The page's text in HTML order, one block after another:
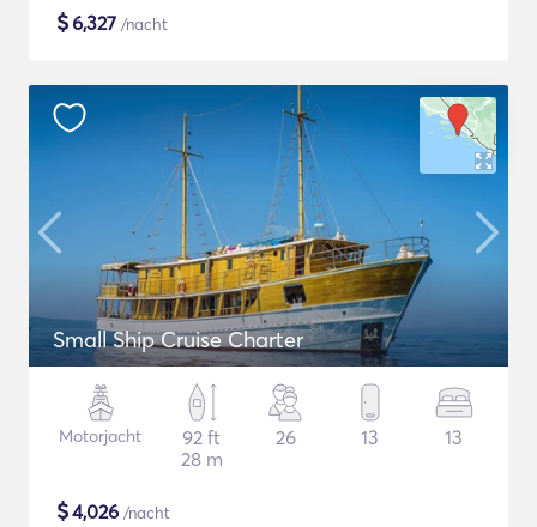
$6,327 /nacht
Small Ship Cruise Charter
Motorjacht
92 ft
28 m
26 13 13
$4,026 /nacht